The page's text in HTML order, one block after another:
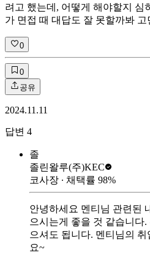
려고 했는데, 어떻게 해야할지 심
가 면접 때 대답도 잘 못할까봐 고
0
0
공유
2024.11.11
답변 4
졸
졸린왈루(주)KEC
코사장 ∙ 채택률 98%
안녕하세요 멘티님 관련된
으시는게 좋을 것 같습니다
으셔도 됩니다. 멘티님의
요~